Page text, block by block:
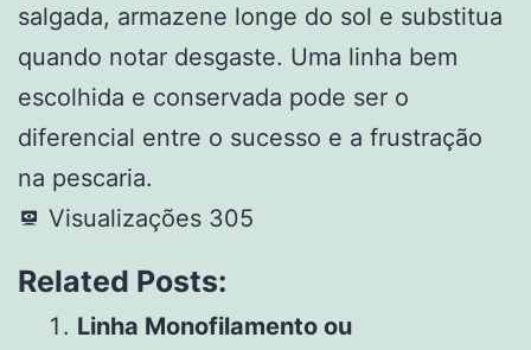
salgada, armazene longe do sol e substitua
quando notar desgaste. Uma linha bem
escolhida e conservada pode ser o
diferencial entre o sucesso e a frustração
na pescaria.
Visualizações 305
Related Posts:
Linha Monofilamento ou